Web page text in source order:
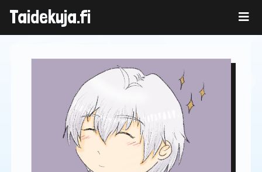
content
Taidekuja.fi